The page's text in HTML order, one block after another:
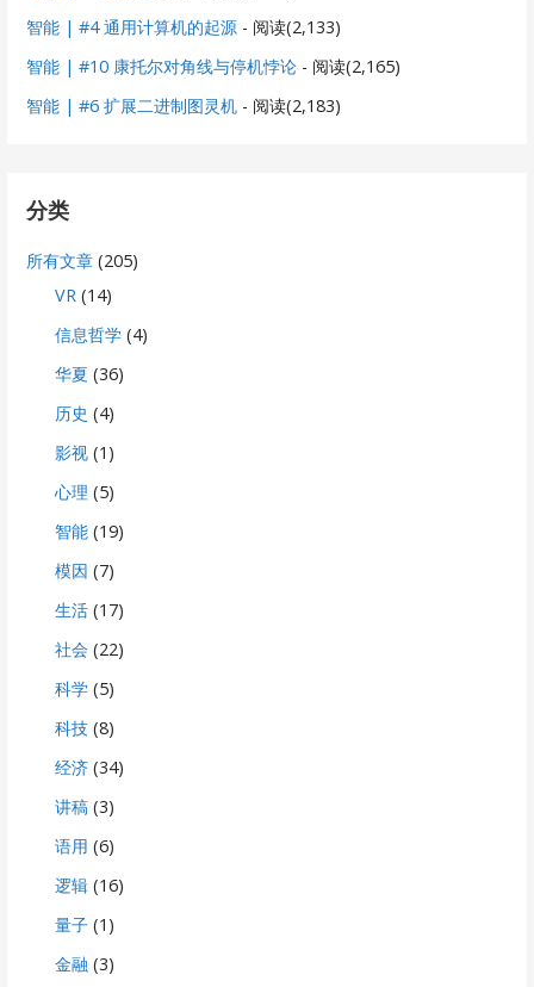
智能 | #4 通用计算机的起源 - 阅读(2,133)
智能 | #10 康托尔对角线与停机悖论 - 阅读(2,165)
智能 | #6 扩展二进制图灵机 - 阅读(2,183)
分类
所有文章 (205)
VR (14)
信息哲学 (4)
华夏 (36)
历史 (4)
影视 (1)
心理 (5)
智能 (19)
模因 (7)
生活 (17)
社会 (22)
科学 (5)
科技 (8)
经济 (34)
讲稿 (3)
语用 (6)
逻辑 (16)
量子 (1)
金融 (3)